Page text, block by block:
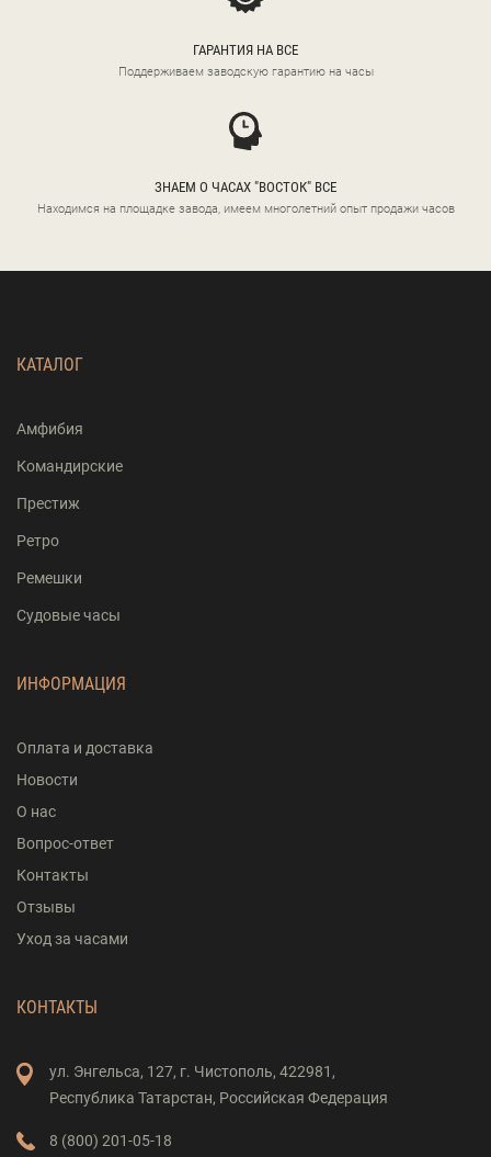
ГАРАНТИЯ НА ВСЕ
Поддерживаем заводскую гарантию на часы
ЗНАЕМ О ЧАСАХ "ВОСТОК" ВСЕ
Находимся на площадке завода, имеем многолетний опыт продажи часов
КАТАЛОГ
Амфибия
Командирские
Престиж
Ретро
Ремешки
Судовые часы
ИНФОРМАЦИЯ
Оплата и доставка
Новости
О нас
Вопрос-ответ
Контакты
Отзывы
Уход за часами
КОНТАКТЫ
ул. Энгельса, 127, г. Чистополь, 422981,
Республика Татарстан, Российская Федерация
8 (800) 201-05-18